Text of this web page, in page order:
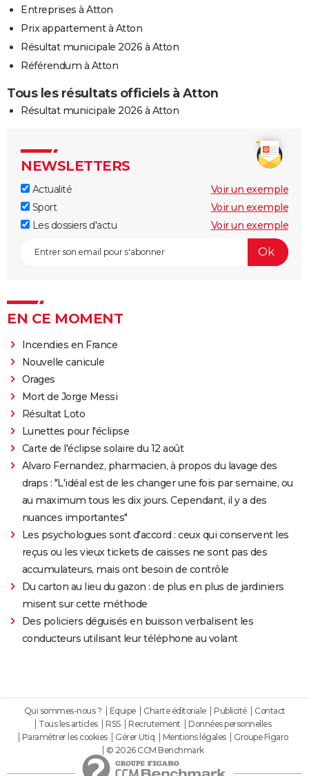
Entreprises à Atton
Prix appartement à Atton
Résultat municipale 2026 à Atton
Référendum à Atton
Tous les résultats officiels à Atton
Résultat municipale 2026 à Atton
NEWSLETTERS
Actualité
Voir un exemple
Sport
Voir un exemple
Les dossiers d'actu
Voir un exemple
EN CE MOMENT
Incendies en France
Nouvelle canicule
Orages
Mort de Jorge Messi
Résultat Loto
Lunettes pour l'éclipse
Carte de l'éclipse solaire du 12 août
Alvaro Fernandez, pharmacien, à propos du lavage des
draps : "L'idéal est de les changer une fois par semaine, ou
au maximum tous les dix jours. Cependant, il y a des
nuances importantes"
Les psychologues sont d'accord : ceux qui conservent les
reçus ou les vieux tickets de caisses ne sont pas des
accumulateurs, mais ont besoin de contrôle
Du carton au lieu du gazon : de plus en plus de jardiniers
misent sur cette méthode
Des policiers déguisés en buisson verbalisent les
conducteurs utilisant leur téléphone au volant
Qui sommes-nous ? Equipe Charte éditoriale Publicité
Contact
Tous les articles
RSS Recrutement
Données personnelles
Paramétrer les cookies
Gérer Utiq Mentions légales
Groupe Figaro
© 2026 CCM Benchmark